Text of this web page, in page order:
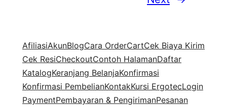
AfiliasiAkunBlogCara OrderCartCek Biaya Kirim
Cek ResiCheckoutContoh HalamanDaftar
KatalogKeranjang BelanjaKonfirmasi
Konfirmasi PembelianKontakKursi ErgotecLogin
PaymentPembayaran & PengirimanPesanan